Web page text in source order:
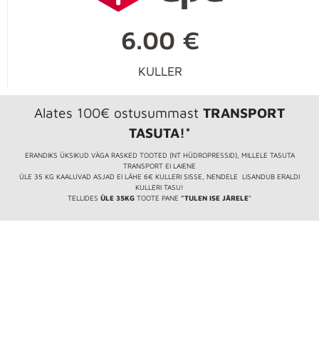
6.00 €
KULLER
Alates 100€ ostusummast TRANSPORT
TASUTA!*
ERANDIKS ÜKSIKUD VÄGA RASKED TOOTED (NT HÜDROPRESSID), MILLELE TASUTA
TRANSPORT EI LAIENE
ÜLE 35 KG KAALUVAD ASJAD EI LÄHE 6€ KULLERI SISSE, NENDELE LISANDUB ERALDI
KULLERI TASU!
TELLIDES ÜLE 35KG TOOTE PANE ”TULEN ISE JÄRELE”